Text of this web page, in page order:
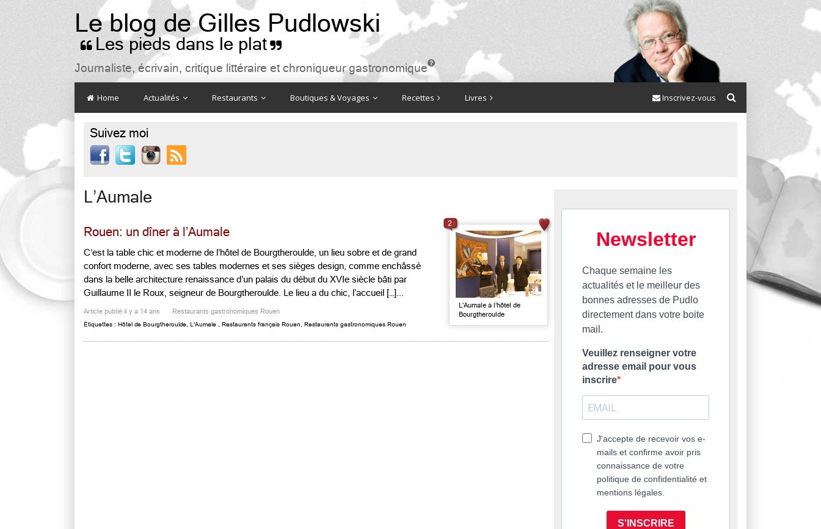
Le blog de Gilles Pudlowski
 Les pieds dans le plat 
Journaliste, écrivain, critique littéraire et chroniqueur gastronomique

Home Actualités Restaurants Boutiques & Voyages Recettes Livres Inscrivez-vous
Suivez moi

L’Aumale
Rouen: un dîner à l’Aumale
C’est la table chic et moderne de l’hôtel de Bourgtheroulde, un lieu sobre et de grand
confort moderne, avec ses tables modernes et ses sièges design, comme enchâssé
dans la belle architecture renaissance d’un palais du début du XVIe siècle bâti par
Guillaume II le Roux, seigneur de Bourgtheroulde. Le lieu a du chic, l’accueil […]...
Article publié il y a 14 ans Restaurants gastronomiques Rouen
Étiquettes : Hôtel de Bourgtheroulde L'Aumale Restaurants français Rouen Restaurants gastronomiques Rouen
L'Aumale à l’hôtel de
Bourgtheroulde
2
Newsletter
Chaque semaine les
actualités et le meilleur des
bonnes adresses de Pudlo
directement dans votre boite
mail.
Veuillez renseigner votre
adresse email pour vous
inscrire
J'accepte de recevoir vos e-
mails et confirme avoir pris
connaissance de votre
politique de confidentialité et
mentions légales.
S'INSCRIRE